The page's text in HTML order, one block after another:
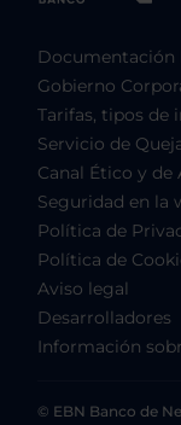
Documentación
Gobierno
Tarifas, tipos de
Servicio de
Canal Ético y de
Seguridad en la
Política de
Política de
Aviso legal
Desarrolladores
Información
© EBN Banco de